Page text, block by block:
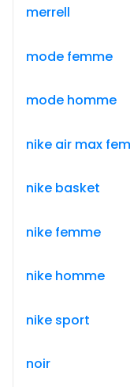
merrell
mode femme
mode homme
nike air max
nike basket
nike femme
nike homme
nike sport
noir